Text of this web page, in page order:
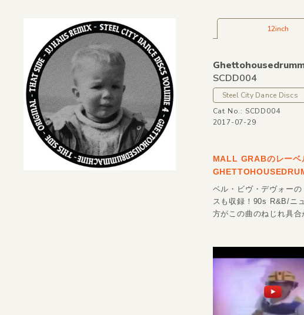
12inch
SCDD004
Steel City Dance Discs
Cat No.: SCDD004
2017-07-29
MALL GRABのレーベ
ベル・ビヴ・デヴォー
スも収録！90s R&B/ニ
方がこの曲のねじれ具